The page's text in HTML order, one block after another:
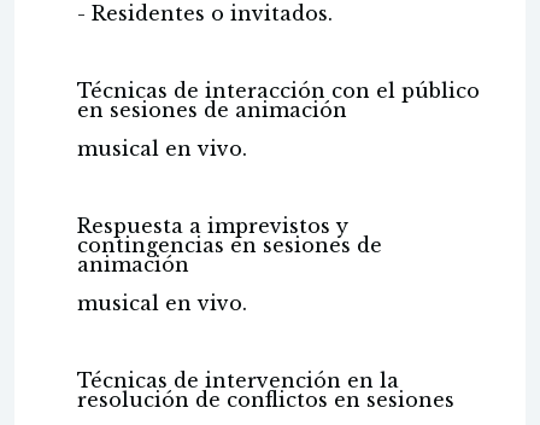
- Residentes o invitados.
Técnicas de interacción con el público
en sesiones de animación
musical en vivo.
Respuesta a imprevistos y
contingencias en sesiones de
animación
musical en vivo.
Técnicas de intervención en la
resolución de conflictos en sesiones